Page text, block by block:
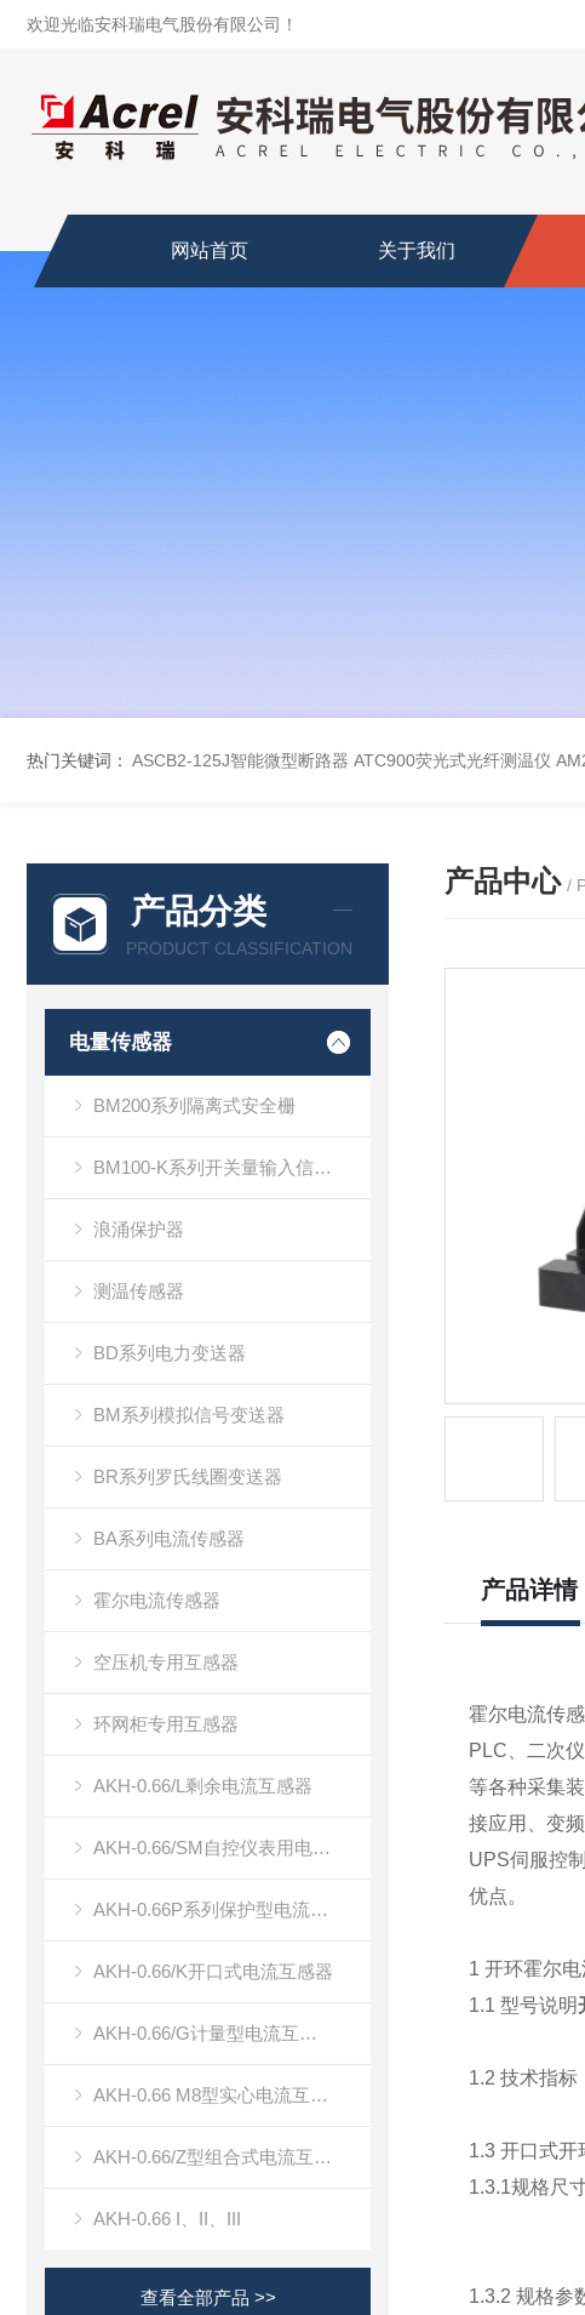
欢迎光临安科瑞电气股份有限公司！
网站首页 关于我们
热门关键词： ASCB2-125J智能微型断路器 ATC900荧光式光纤测温仪
产品分类
PRODUCT CLASSIFICATION
电量传感器
BM200系列隔离式安全栅
BM100-K系列开关量输入信号隔离器
浪涌保护器
测温传感器
BD系列电力变送器
BM系列模拟信号变送器
BR系列罗氏线圈变送器
BA系列电流传感器
霍尔电流传感器
空压机专用互感器
环网柜专用互感器
AKH-0.66/L剩余电流互感器
AKH-0.66/SM自控仪表用电流传感器（双绕组电流传感器）
AKH-0.66P系列保护型电流互感器
AKH-0.66/K开口式电流互感器
AKH-0.66/G计量型电流互感器
AKH-0.66 M8型实心电流互感器
AKH-0.66/Z型组合式电流互感器
AKH-0.66 I、II、III
查看全部产品 >>
产品中心 /
产品详情
霍尔电流传
PLC、二次
等各种采集
接应用、变频
UPS伺服控
优点。
1 开环霍尔
1.1 型号说明
1.2 技术指标
1.3 开口式开
1.3.1规格尺
1.3.2 规格参